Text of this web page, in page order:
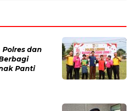
Polres dan
Panti